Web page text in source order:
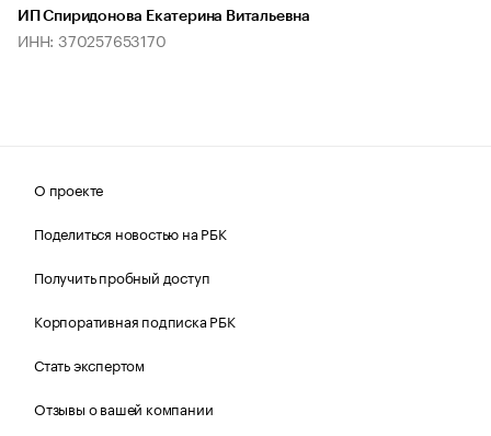
ИП Спиридонова Екатерина Витальевна
ИНН: 370257653170
О проекте
Поделиться новостью на РБК
Получить пробный доступ
Корпоративная подписка РБК
Стать экспертом
Отзывы о вашей компании